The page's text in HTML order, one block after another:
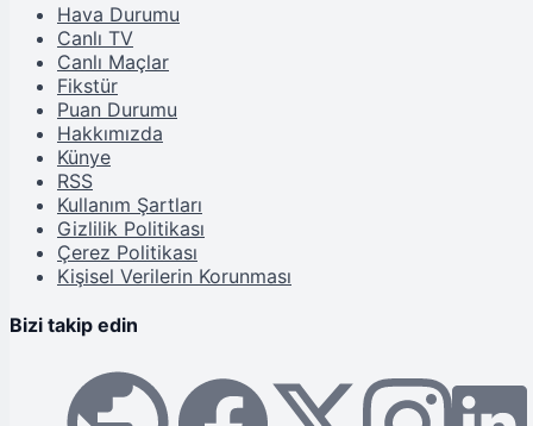
Hava Durumu
Canlı TV
Canlı Maçlar
Fikstür
Puan Durumu
Hakkımızda
Künye
RSS
Kullanım Şartları
Gizlilik Politikası
Çerez Politikası
Kişisel Verilerin Korunması
Bizi takip edin